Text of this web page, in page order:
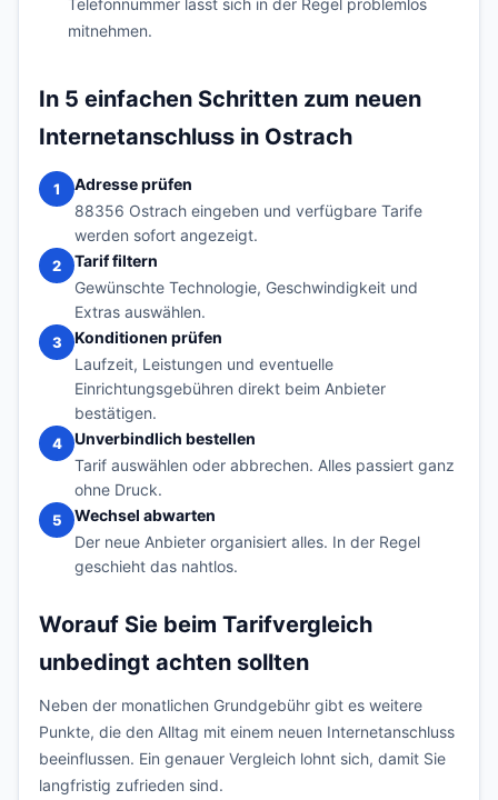
Telefonnummer lässt sich in der Regel problemlos
mitnehmen.
In 5 einfachen Schritten zum neuen
Internetanschluss in Ostrach
1
Adresse prüfen
88356 Ostrach eingeben und verfügbare Tarife
werden sofort angezeigt.
2
Tarif filtern
Gewünschte Technologie, Geschwindigkeit und
Extras auswählen.
3
Konditionen prüfen
Laufzeit, Leistungen und eventuelle
Einrichtungsgebühren direkt beim Anbieter
bestätigen.
4
Unverbindlich bestellen
Tarif auswählen oder abbrechen. Alles passiert ganz
ohne Druck.
5
Wechsel abwarten
Der neue Anbieter organisiert alles. In der Regel
geschieht das nahtlos.
Worauf Sie beim Tarifvergleich
unbedingt achten sollten
Neben der monatlichen Grundgebühr gibt es weitere
Punkte, die den Alltag mit einem neuen Internetanschluss
beeinflussen. Ein genauer Vergleich lohnt sich, damit Sie
langfristig zufrieden sind.